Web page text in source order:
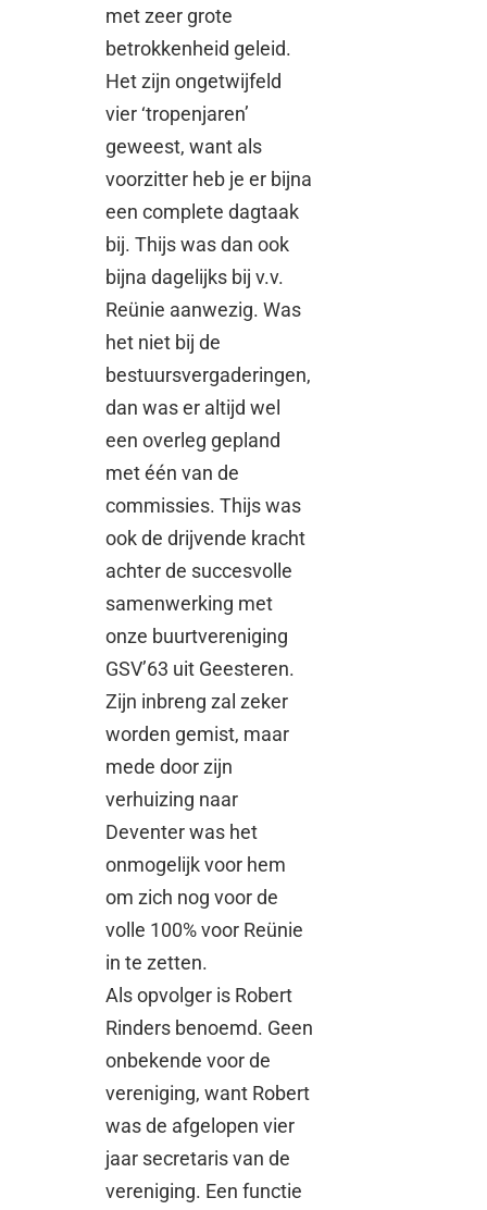
met zeer grote
betrokkenheid geleid.
Het zijn ongetwijfeld
vier ‘tropenjaren’
geweest, want als
voorzitter heb je er bijna
een complete dagtaak
bij. Thijs was dan ook
bijna dagelijks bij v.v.
Reünie aanwezig. Was
het niet bij de
bestuursvergaderingen,
dan was er altijd wel
een overleg gepland
met één van de
commissies. Thijs was
ook de drijvende kracht
achter de succesvolle
samenwerking met
onze buurtvereniging
GSV’63 uit Geesteren.
Zijn inbreng zal zeker
worden gemist, maar
mede door zijn
verhuizing naar
Deventer was het
onmogelijk voor hem
om zich nog voor de
volle 100% voor Reünie
in te zetten.
Als opvolger is Robert
Rinders benoemd. Geen
onbekende voor de
vereniging, want Robert
was de afgelopen vier
jaar secretaris van de
vereniging. Een functie